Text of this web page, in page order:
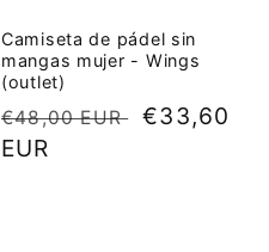
Camiseta de pádel sin
mangas mujer - Wings
(outlet)
Precio
habitual
€48,00 EUR
Precio
€33,60
EUR